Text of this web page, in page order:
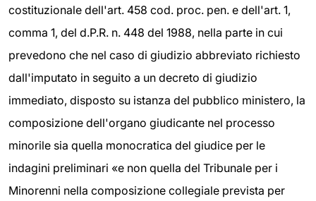
costituzionale dell'art. 458 cod. proc. pen. e dell'art. 1,
comma 1, del d.P.R. n. 448 del 1988, nella parte in cui
prevedono che nel caso di giudizio abbreviato richiesto
dall'imputato in seguito a un decreto di giudizio
immediato, disposto su istanza del pubblico ministero, la
composizione dell'organo giudicante nel processo
minorile sia quella monocratica del giudice per le
indagini preliminari «e non quella del Tribunale per i
Minorenni nella composizione collegiale prevista per